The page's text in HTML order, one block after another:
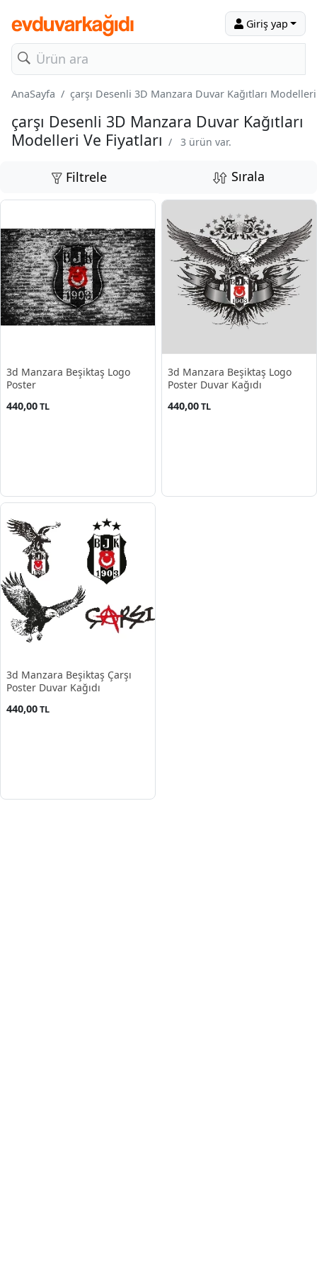
Giriş yap
AnaSayfa çarşı Desenli 3D Manzara Duvar Kağıtları
çarşı Desenli 3D Manzara Duvar Kağıtları
Modelleri Ve Fiyatları / 3 ürün var.
Filtrele Sırala
3d Manzara Beşiktaş Logo
Poster
440,00TL
3d Manzara Beşiktaş Logo
Poster Duvar Kağıdı
440,00TL
3d Manzara Beşiktaş Çarşı
Poster Duvar Kağıdı
440,00TL